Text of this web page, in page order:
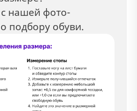
нашей фото-
подбору обуви.